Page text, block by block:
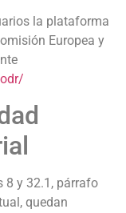
la plataforma
Europea y
8 y 32.1, párrafo
quedan